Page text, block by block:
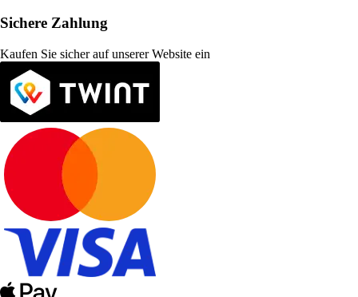
Sichere Zahlung
Kaufen Sie sicher auf unserer Website ein